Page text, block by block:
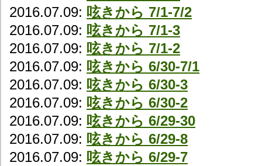
2016.07.09: 呟きから 7/1-7/2
2016.07.09: 呟きから 7/1-3
2016.07.09: 呟きから 7/1-2
2016.07.09: 呟きから 6/30-7/1
2016.07.09: 呟きから 6/30-3
2016.07.09: 呟きから 6/30-2
2016.07.09: 呟きから 6/29-30
2016.07.09: 呟きから 6/29-8
2016.07.09: 呟きから 6/29-7